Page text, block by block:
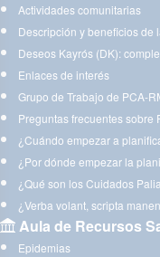
Actividades comunitarias
Descripción y beneficios de
Deseos Kayrós (DK):
Enlaces de interés
Grupo de Trabajo de PCA-
Preguntas frecuentes
¿Cuándo empezar a
¿Por dónde empezar la
¿Qué son los Cuidados
¿Verba volant, scripta
Aula de Recursos
Epidemias